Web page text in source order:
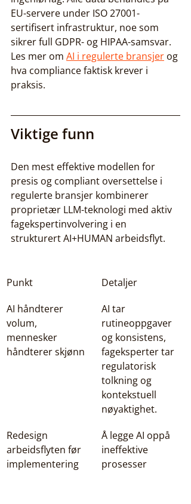
EU-servere under ISO 27001-
sertifisert infrastruktur, noe som
sikrer full GDPR- og HIPAA-samsvar.
Les mer om AI i regulerte bransjer og
hva compliance faktisk krever i
praksis.
Viktige funn
Den mest effektive modellen for
presis og compliant oversettelse i
regulerte bransjer kombinerer
proprietær LLM-teknologi med aktiv
fagekspertinvolvering i en
strukturert AI+HUMAN arbeidsflyt.
Punkt
Detaljer
AI håndterer
volum,
mennesker
håndterer skjønn
AI tar
rutineoppgaver
og konsistens,
fageksperter tar
regulatorisk
tolkning og
kontekstuell
nøyaktighet.
Redesign
arbeidsflyten før
implementering
Å legge AI oppå
ineffektive
prosesser